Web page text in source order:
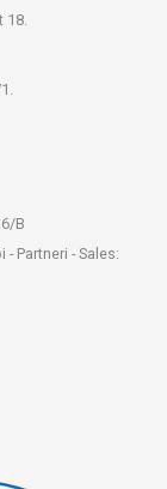
18.
B
Partneri - Sales: